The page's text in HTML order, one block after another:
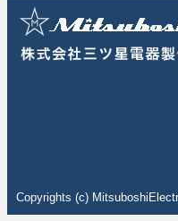
Copyrights (c)